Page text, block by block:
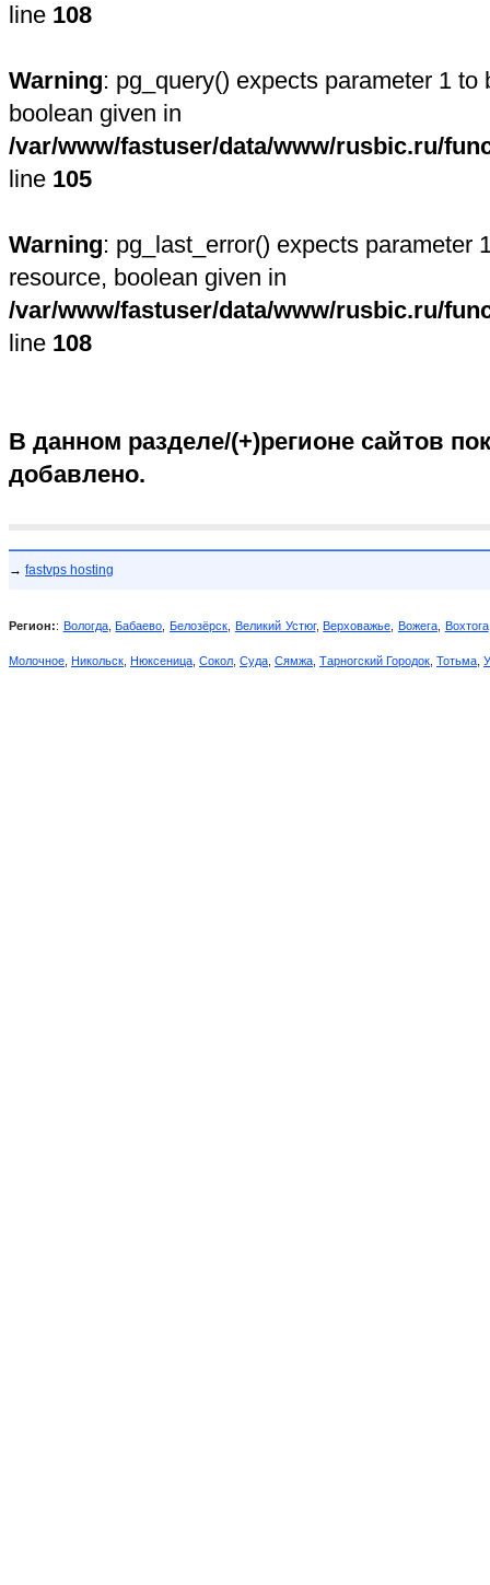
line 108
Warning: pg_query() expects parameter 1 to
boolean given in
/var/www/fastuser/data/www/rusbic.ru/
line 105
Warning: pg_last_error() expects parameter
resource, boolean given in
/var/www/fastuser/data/www/rusbic.ru/
line 108
В данном разделе/(+)регионе сайтов
добавлено.
→ fastvps hosting
Регион:: Вологда,Бабаево ,Белозёрск Великий Устюг,Верховажье Вожега, Вохтога
Молочное Никольск Нюксеница Сокол Суда Сямжа Тарногский Городок Тотьма